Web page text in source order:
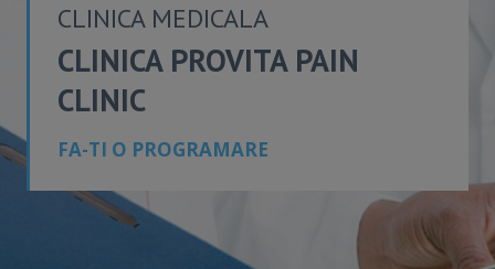
CLINICA MEDICALA
CLINICA PROVITA PAIN
CLINIC
FA-TI O PROGRAMARE